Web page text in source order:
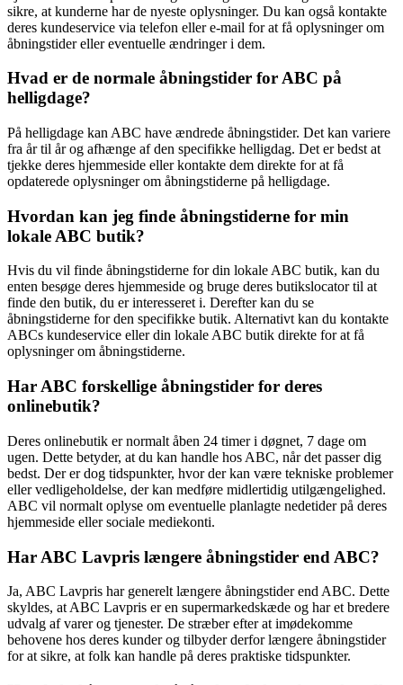
sikre, at kunderne har de nyeste oplysninger. Du kan også kontakte
deres kundeservice via telefon eller e-mail for at få oplysninger om
åbningstider eller eventuelle ændringer i dem.
Hvad er de normale åbningstider for ABC på
helligdage?
På helligdage kan ABC have ændrede åbningstider. Det kan variere
fra år til år og afhænge af den specifikke helligdag. Det er bedst at
tjekke deres hjemmeside eller kontakte dem direkte for at få
opdaterede oplysninger om åbningstiderne på helligdage.
Hvordan kan jeg finde åbningstiderne for min
lokale ABC butik?
Hvis du vil finde åbningstiderne for din lokale ABC butik, kan du
enten besøge deres hjemmeside og bruge deres butikslocator til at
finde den butik, du er interesseret i. Derefter kan du se
åbningstiderne for den specifikke butik. Alternativt kan du kontakte
ABCs kundeservice eller din lokale ABC butik direkte for at få
oplysninger om åbningstiderne.
Har ABC forskellige åbningstider for deres
onlinebutik?
Deres onlinebutik er normalt åben 24 timer i døgnet, 7 dage om
ugen. Dette betyder, at du kan handle hos ABC, når det passer dig
bedst. Der er dog tidspunkter, hvor der kan være tekniske problemer
eller vedligeholdelse, der kan medføre midlertidig utilgængelighed.
ABC vil normalt oplyse om eventuelle planlagte nedetider på deres
hjemmeside eller sociale mediekonti.
Har ABC Lavpris længere åbningstider end ABC?
Ja, ABC Lavpris har generelt længere åbningstider end ABC. Dette
skyldes, at ABC Lavpris er en supermarkedskæde og har et bredere
udvalg af varer og tjenester. De stræber efter at imødekomme
behovene hos deres kunder og tilbyder derfor længere åbningstider
for at sikre, at folk kan handle på deres praktiske tidspunkter.